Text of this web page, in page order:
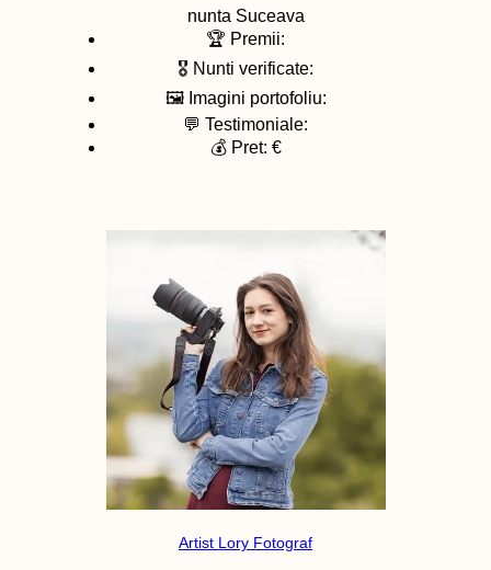
nunta Suceava
🏆 Premii:
🎖️ Nunti verificate:
🖼️ Imagini portofoliu:
💬 Testimoniale:
💰 Pret: €
Artist Lory Fotograf